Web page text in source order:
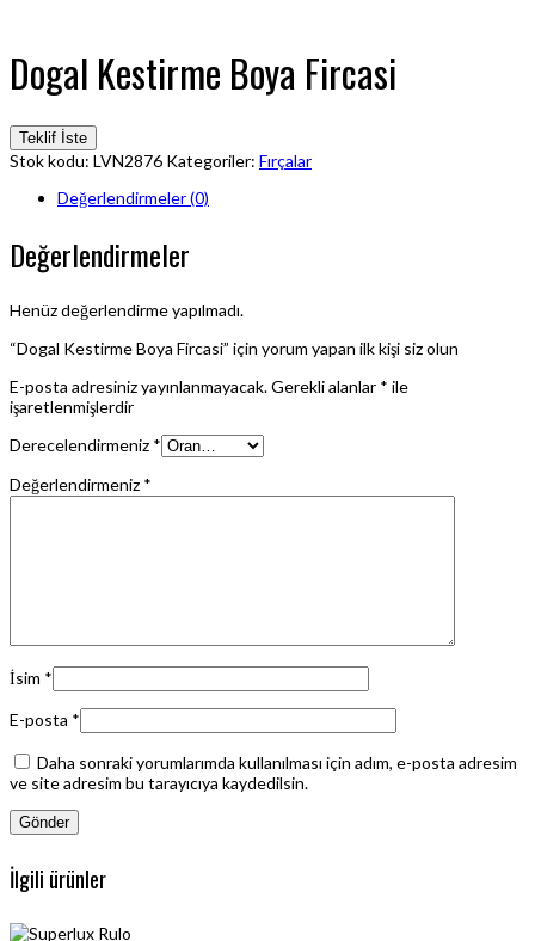
Dogal Kestirme Boya Fircasi
Teklif İste
Stok kodu: LVN2876 Kategoriler: Fırçalar
Değerlendirmeler (0)
Değerlendirmeler
Henüz değerlendirme yapılmadı.
“Dogal Kestirme Boya Fircasi” için yorum yapan ilk kişi siz olun
E-posta adresiniz yayınlanmayacak.Gerekli alanlar * ile
işaretlenmişlerdir
Derecelendirmeniz *
Değerlendirmeniz *
İsim *
E-posta *
Daha sonraki yorumlarımda kullanılması için adım, e-posta adresim
ve site adresim bu tarayıcıya kaydedilsin.
İlgili ürünler